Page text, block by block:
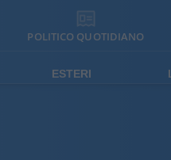
POLITICO QUOTIDIANO
ESTERI